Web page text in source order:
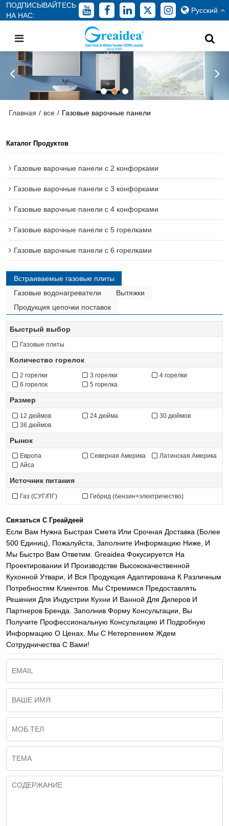
ПОДПИСЫВАЙТЕСЬ
НА НАС:
Русский
Главная / все / Газовые варочные панели
Каталог Продуктов
Газовые варочные панели с 2 конфорками
Газовые варочные панели с 3 конфорками
Газовые варочные панели с 4 конфорками
Газовые варочные панели с 5 горелками
Газовые варочные панели с 6 горелками
Встраиваемые газовые плиты
Газовые водонагреватели
Вытяжки
Продукция цепочки поставок
Быстрый выбор
Газовые плиты
Количество горелок
2 горелки 3 горелки
4 горелки
6 горелок
5 горелка
Размер
12 дюймов 24 дюйма
30 дюймов
36 дюймов
Рынок
Европа Северная Америка
Латинская Америка
Айса
Источник питания
Газ (СУГ/ПГ) Гибрид (бензин+электричество)
Связаться С Греайдеей
Если Вам Нужна Быстрая Смета Или Срочная Доставка (более
500 Единиц), Пожалуйста, Заполните Информацию Ниже, И
Мы Быстро Вам Ответим. Greaidea Фокусируется На
Проектировании И Производстве Высококачественной
Кухонной Утвари, И Вся Продукция Адаптирована К Различным
Потребностям Клиентов. Мы Стремимся Предоставлять
Решения Для Индустрии Кухни И Ванной Для Дилеров И
Партнеров Бренда. Заполнив Форму Консультации, Вы
Получите Профессиональную Консультацию И Подробную
Информацию О Ценах. Мы С Нетерпением Ждем
Сотрудничества С Вами!